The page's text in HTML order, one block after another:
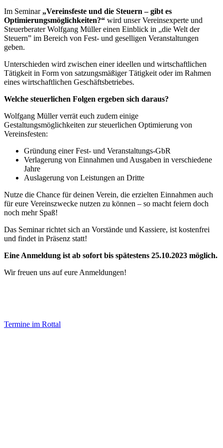
Im Seminar „Vereinsfeste und die Steuern – gibt es
Optimierungsmöglichkeiten?“ wird unser Vereinsexperte und
Steuerberater Wolfgang Müller einen Einblick in „die Welt der
Steuern” im Bereich von Fest- und geselligen Veranstaltungen
geben.
Unterschieden wird zwischen einer ideellen und wirtschaftlichen
Tätigkeit in Form von satzungsmäßiger Tätigkeit oder im Rahmen
eines wirtschaftlichen Geschäftsbetriebes.
Welche steuerlichen Folgen ergeben sich daraus?
Wolfgang Müller verrät euch zudem einige
Gestaltungsmöglichkeiten zur steuerlichen Optimierung von
Vereinsfesten:
Gründung einer Fest- und Veranstaltungs-GbR
Verlagerung von Einnahmen und Ausgaben in verschiedene
Jahre
Auslagerung von Leistungen an Dritte
Nutze die Chance für deinen Verein, die erzielten Einnahmen auch
für eure Vereinszwecke nutzen zu können – so macht feiern doch
noch mehr Spaß!
Das Seminar richtet sich an Vorstände und Kassiere, ist kostenfrei
und findet in Präsenz statt!
Eine Anmeldung ist ab sofort bis spätestens 25.10.2023 möglich.
Wir freuen uns auf eure Anmeldungen!
Termine im Rottal